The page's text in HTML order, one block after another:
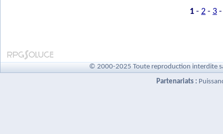
1 - 2 - 3
© 2000-2025 Toute reproduction interdite
Partenariats :